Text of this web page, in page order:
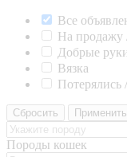
Все
На продажу
Добрые
Вязка
Сбросить Применить
Породы кошек